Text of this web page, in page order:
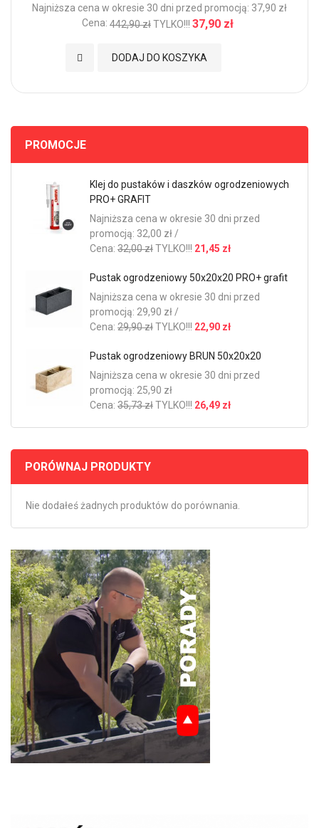
Najniższa cena w okresie 30 dni przed promocją: 37,90 zł
Cena: 442,90 złTYLKO!!! 37,90 zł
DODAJ DO KOSZYKA
Dodaj do Ulubionych
PROMOCJE
Klej do pustaków i daszków ogrodzeniowych
PRO+ GRAFIT
Najniższa cena w okresie 30 dni przed
promocją: 32,00 zł /
Cena: 32,00 złTYLKO!!! 21,45 zł
Pustak ogrodzeniowy 50x20x20 PRO+ grafit
Najniższa cena w okresie 30 dni przed
promocją: 29,90 zł /
Cena: 29,90 złTYLKO!!! 22,90 zł
Pustak ogrodzeniowy BRUN 50x20x20
Najniższa cena w okresie 30 dni przed
promocją: 25,90 zł
Cena: 35,73 złTYLKO!!! 26,49 zł
PORÓWNAJ PRODUKTY
Nie dodałeś żadnych produktów do porównania.